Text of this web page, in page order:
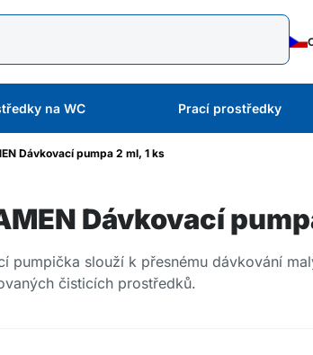
na WC Prací prostředky
Dávkovací pumpa 2 ml, 1 ks
Dávkovací
pumpička slouží k přesnému dávkování
čisticích prostředků.